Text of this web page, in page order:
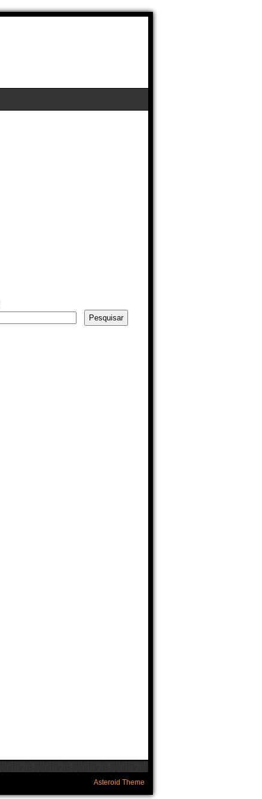
Pesquisar
Asteroid Theme